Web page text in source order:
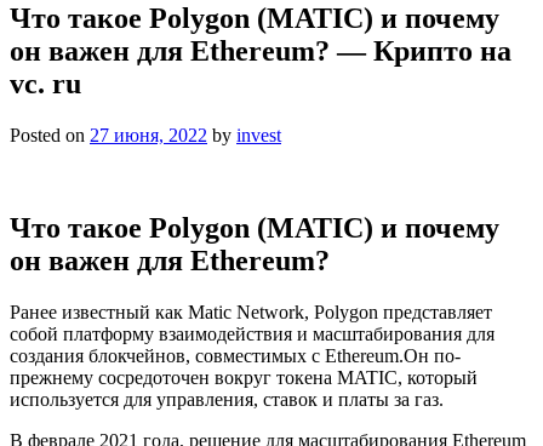
Что такое Polygon (MATIC) и почему
он важен для Ethereum? — Крипто на
vc. ru
Posted on 27 июня, 2022 by invest
Что такое Polygon (MATIC) и почему
он важен для Ethereum?
Ранее известный как Matic Network, Polygon представляет
собой платформу взаимодействия и масштабирования для
создания блокчейнов, совместимых с Ethereum.Он по-
прежнему сосредоточен вокруг токена MATIC, который
используется для управления, ставок и платы за газ.
В феврале 2021 года, решение для масштабирования Ethereum